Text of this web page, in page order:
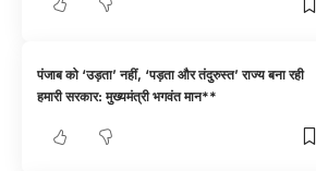
पंजाब को ‘उड़ता’ नहीं, ‘पड़ता और तंदुरुस्त’ राज्य बना रही
हमारी सरकार: मुख्यमंत्री भगवंत मान**